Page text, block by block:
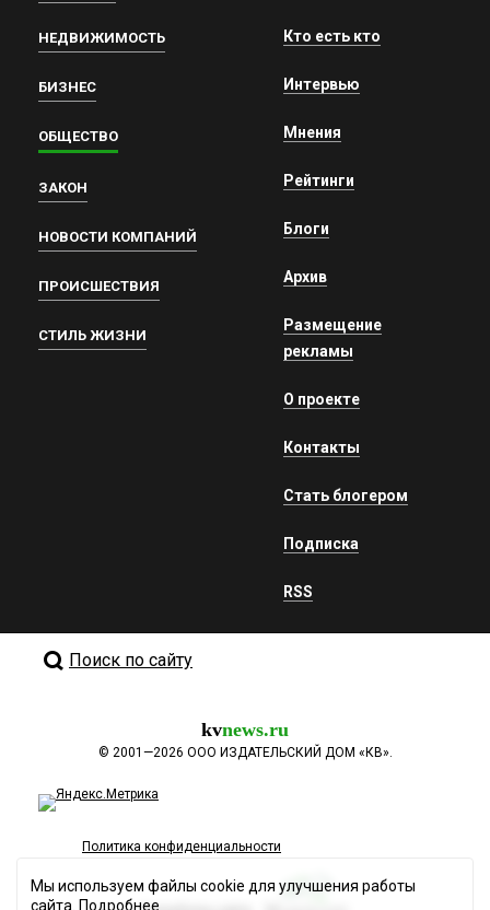
НЕДВИЖИМОСТЬ
БИЗНЕС
ОБЩЕСТВО
ЗАКОН
НОВОСТИ КОМПАНИЙ
ПРОИСШЕСТВИЯ
СТИЛЬ ЖИЗНИ
Кто есть кто
Интервью
Мнения
Рейтинги
Блоги
Архив
Размещение
рекламы
О проекте
Контакты
Стать блогером
Подписка
RSS
Поиск по сайту
kvnews.ru
© 2001—2026 ООО ИЗДАТЕЛЬСКИЙ ДОМ «КВ».
Политика конфиденциальности
Мы используем файлы cookie для улучшения работы
сайта. Подробнее